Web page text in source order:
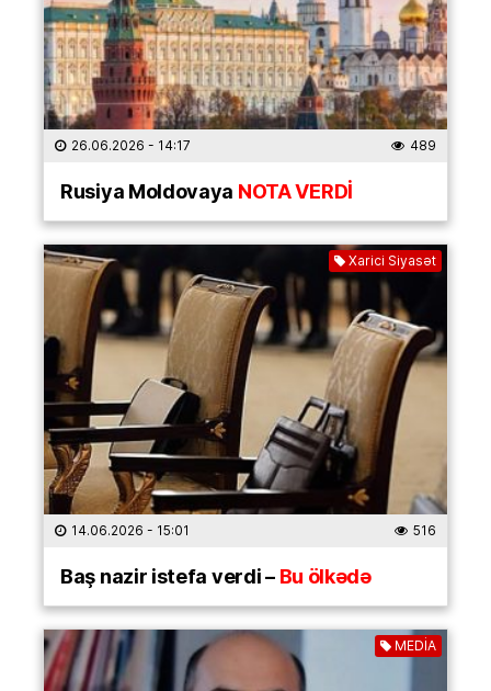
26.06.2026 - 14:17 489
Rusiya Moldovaya NOTA VERDİ
Xarici Siyasət
14.06.2026 - 15:01 516
Baş nazir istefa verdi –Bu ölkədə
MEDİA